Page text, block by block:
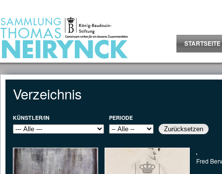
STARTSEITE
Verzeichnis
KÜNSTLER/IN PERIODE
Fred
Seiten